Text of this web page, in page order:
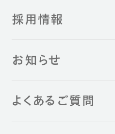
採用情報
お知らせ
よくあるご質問